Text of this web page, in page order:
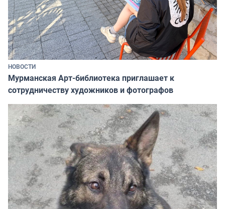
НОВОСТИ
Мурманская Арт-библиотека приглашает к
сотрудничеству художников и фотографов